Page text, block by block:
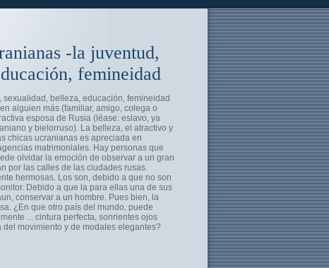
-la juventud,
femineidad
belleza, educación, femineidad
alguien más (familiar, amigo, colega o
esposa de Rusia (léase: eslavo, ya
y bielorruso). La belleza, el atractivo y
chicas ucranianas es apreciada en
matrimoniales. Hay personas que
olvidar la emoción de observar a un gran
por las calles de las ciudades rusas.
hermosas. Los son, debido a que no son
Debido a que la para ellas una de sus
conservar a un hombre. Pues bien, la
¿En que otro país del mundo, puede
... cintura perfecta, sonrientes ojos
movimiento y de modales elegantes?